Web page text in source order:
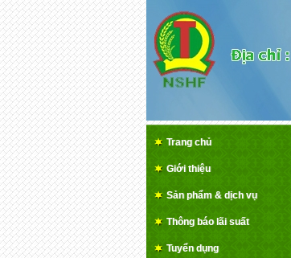
Trang chủ
Giới thiệu
Sản phẩm & dịch vụ
Thông báo lãi suất
Tuyển dụng